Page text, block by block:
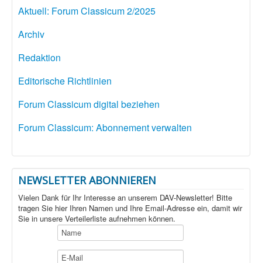
Aktuell: Forum Classicum 2/2025
Archiv
Redaktion
Editorische Richtlinien
Forum Classicum digital beziehen
Forum Classicum: Abonnement verwalten
NEWSLETTER ABONNIEREN
Vielen Dank für Ihr Interesse an unserem DAV-Newsletter! Bitte
tragen Sie hier Ihren Namen und Ihre Email-Adresse ein, damit wir
Sie in unsere Verteilerliste aufnehmen können.